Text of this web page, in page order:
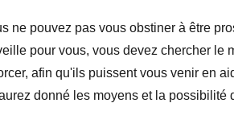
ne pouvez pas vous obstiner à être
pour vous, vous devez chercher le
afin qu'ils puissent vous venir en
donné les moyens et la possibilité